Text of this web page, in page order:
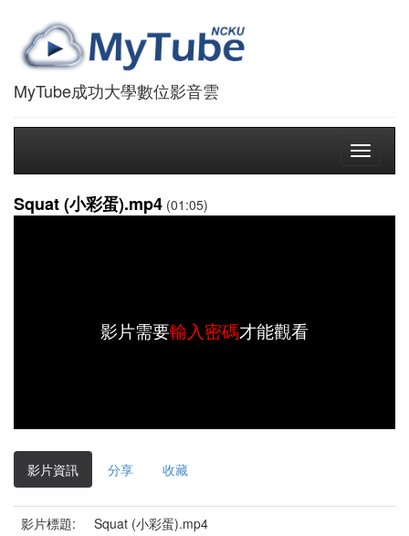
MyTube成功大學數位影音雲
Toggle
Squat (小彩蛋).mp4 (01:05)
影片需要輸入密碼才能觀看
影片資訊 分享 收藏
影片標題:
Squat (小彩蛋).mp4